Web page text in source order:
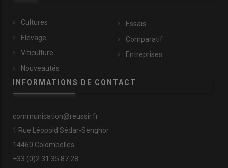
Cultures
Elevage
Viticulture
Nouveautés
Essais
Comparatif
Entreprises
INFORMATIONS DE CONTACT
communication@reussir.fr
1 Rue Léopold Sédar-Senghor
14460 Colombelles
+33 (0)2 31 35 87 28